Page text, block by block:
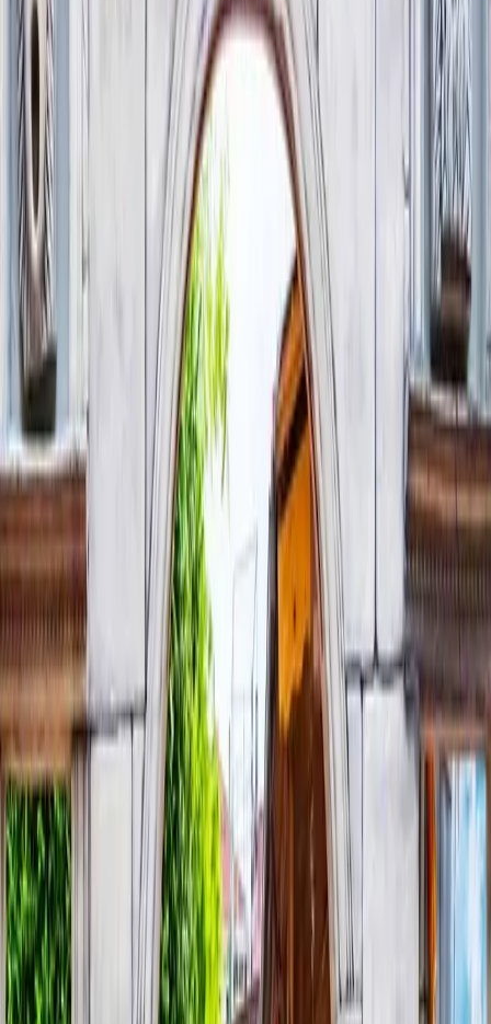
Bugün İznik, farklı dönemlerin üst üste binerek oluşturduğu sakin
ama güçlü bir hafızaya sahiptir. Bizans kiliseleri, Selçuklu yapıları,
Osmanlı camileri ve surlar aynı coğrafyada bir arada durur. Bu tur,
İznik’i bir açık hava müzesi gibi gezmekten çok; inanç, iktidar ve
zanaatin surların ardında nasıl şekillendiğini anlamaya odaklanır.
İznik Neden Bu Kadar Önemli?
İnanç Tarihinin Kırılma Noktası
İznik, Hristiyanlık tarihinde bir dönüm noktasına ev sahipliği
yapmıştır. MS 325’te toplanan I. İznik Konsili, inancın temel
çerçevesini belirleyen kararların alındığı yerdir. Bu kararlar, yalnızca
teolojik değil; aynı zamanda siyasi ve toplumsal sonuçlar doğurmuş,
İznik’i evrensel bir merkez haline getirmiştir.
Anadolu’daki İlk Türk Başkenti1075 yılında Selçuklu başkenti olan
İznik, Anadolu’daki Türk varlığının siyasi ve kültürel başlangıç
noktalarından biridir. Bu dönem, şehrin kimliğine yeni bir katman
ekler ve Bizans mirasıyla Türk-İslam dünyasının ilk temas
alanlarından birini oluşturur.
Bizans’ın Yeniden Doğduğu Şehir
1204’te Konstantinopolis’in işgali sonrası Bizans İmparatorluğu,
İznik’te yeniden örgütlenmiştir. İznik İmparatorluğu, şehri geçici
ama güçlü bir başkent haline getirerek Bizans’ın ikinci hayatına
sahne olmuştur.
Zanaatin ve Estetiğin Merkezi
İznik çinileri, yalnızca bir süsleme sanatı değil; imparatorluk
estetiğinin taşıyıcısıdır. Saraylardan camilere uzanan bu üretim
geleneği, İznik’i dünya sanat tarihinde ayrıcalıklı bir yere taşır.
Tarih ve Doğanın Dengesi